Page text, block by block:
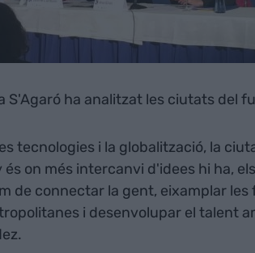
S'Agaró ha analitzat les ciutats del
tecnologies i la globalització, la
on més intercanvi d'idees hi ha,
de connectar la gent, eixamplar
i desenvolupar el talent